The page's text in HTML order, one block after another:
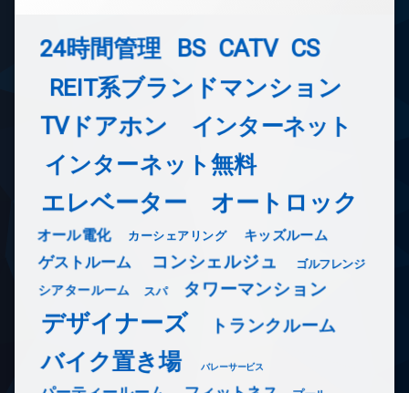
24時間管理 BS CATV CS
REIT系ブランドマンション
TVドアホン インターネット
インターネット無料
エレベーター オートロック
オール電化 カーシェアリング キッズルーム
ゲストルーム コンシェルジュ ゴルフレンジ
シアタールーム スパ タワーマンション
デザイナーズ トランクルーム
バイク置き場 バレーサービス